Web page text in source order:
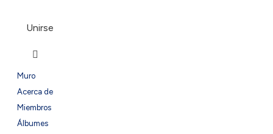
Unirse
Muro
Acerca de
Miembros
Álbumes